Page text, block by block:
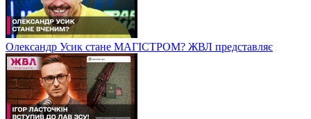
Олександр Усик стане МАГІСТРОМ? ЖВЛ представляє